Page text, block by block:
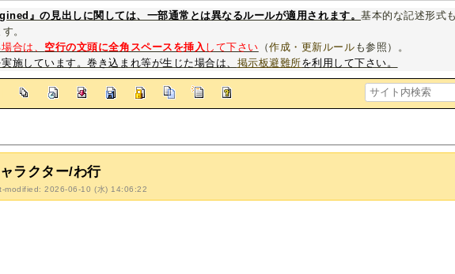
』の見出しに関しては、一部通常とは異なるルールが適用されます。基本的な記述形式
。
合は、 空行の文頭に全角スペースを挿入 して下さい （作成・更新ルール も参照）。
施しています。巻き込まれ等が生じた場合は、 掲示板避難所を利用して下さい。
ラクター/わ行
modified: 2026-06-10 (水) 14:06:22